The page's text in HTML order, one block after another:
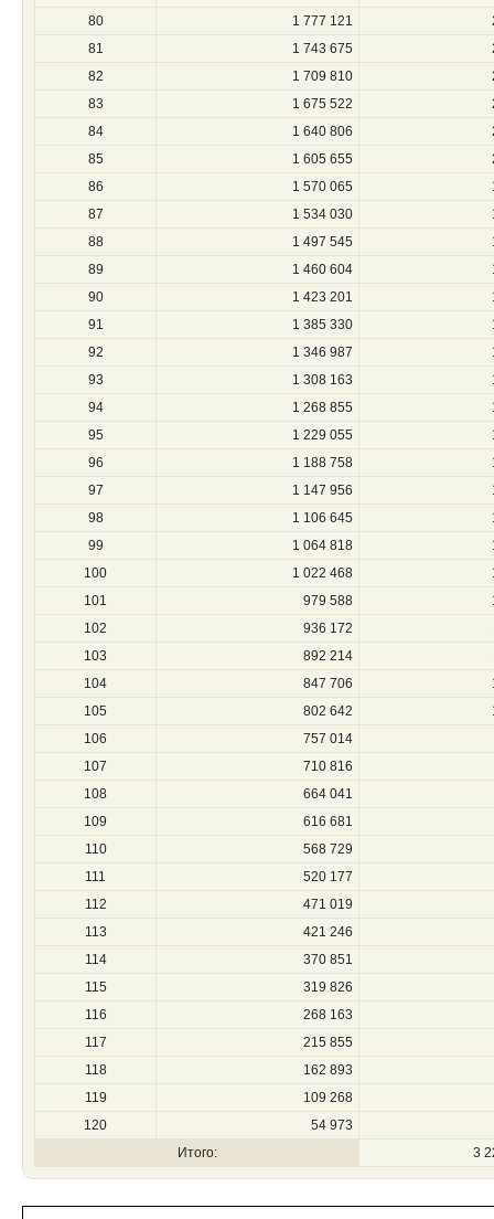
80
1 777 121
81
1 743 675
82
1 709 810
83
1 675 522
84
1 640 806
85
1 605 655
86
1 570 065
87
1 534 030
88
1 497 545
89
1 460 604
90
1 423 201
91
1 385 330
92
1 346 987
93
1 308 163
94
1 268 855
95
1 229 055
96
1 188 758
97
1 147 956
98
1 106 645
99
1 064 818
100
1 022 468
101
979 588
102
936 172
103
892 214
104
847 706
105
802 642
106
757 014
107
710 816
108
664 041
109
616 681
110
568 729
111
520 177
112
471 019
113
421 246
114
370 851
115
319 826
116
268 163
117
215 855
118
162 893
119
109 268
120
54 973
Итого:
3